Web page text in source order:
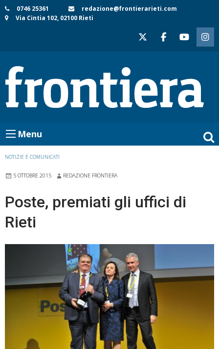
Skip
to
0746 25361
redazione@frontierarieti.com
Via Cintia 102, 02100 Rieti
Menu
NOTIZIE E COMUNICATI
5 OTTOBRE 2015 REDAZIONE FRONTIERA
Poste, premiati gli uffici di
Rieti